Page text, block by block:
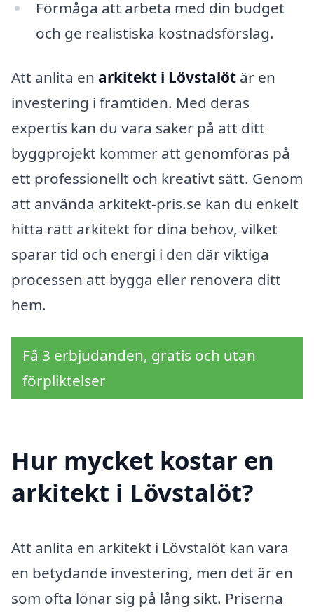
Förmåga att arbeta med din budget
och ge realistiska kostnadsförslag.
Att anlita en arkitekt i Lövstalöt är en
investering i framtiden. Med deras
expertis kan du vara säker på att ditt
byggprojekt kommer att genomföras på
ett professionellt och kreativt sätt. Genom
att använda arkitekt-pris.se kan du enkelt
hitta rätt arkitekt för dina behov, vilket
sparar tid och energi i den där viktiga
processen att bygga eller renovera ditt
hem.
Få 3 erbjudanden, gratis och utan
förpliktelser
Hur mycket kostar en
arkitekt i Lövstalöt?
Att anlita en arkitekt i Lövstalöt kan vara
en betydande investering, men det är en
som ofta lönar sig på lång sikt. Priserna